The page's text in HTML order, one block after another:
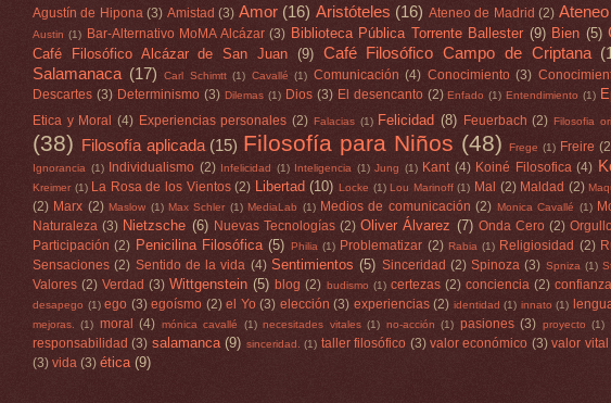
Agustín de Hipona (3) Amistad (3) Amor (16) Aristóteles (16) Ateneo de Madrid (2)
Austin (1) Bar-Alternativo MoMA Alcázar (3) Biblioteca Pública Torrente Ballester (9) Bien (5)
Café Filosófico Alcázar de San Juan (9) Café Filosófico Campo de Criptana
Salamanaca (17) Carl Schimtt (1) Cavallé (1) Comunicación (4) Conocimiento (3)
Descartes (3) Determinismo (3) Dilemas (1) Dios (3) El desencanto (2) Enfado (1) Entendimiento (1)
Etica y Moral (4) Experiencias personales (2) Falacias (1) Felicidad (8) Feuerbach (2) Filosofia
(38) Filosofía aplicada (15) Filosofía para Niños (48) Frege (1) Freire
Ignorancia (1) Individualismo (2) Infelicidad (1) Inteligencia (1) Jung (1) Kant (4) Koiné Filosofica (4)
Kreimer (1) La Rosa de los Vientos (2) Libertad (10) Locke (1) Lou Marinoff (1) Mal (2) Maldad (2)
(2) Marx (2) Maslow (1) Max Schler (1) MediaLab (1) Medios de comunicación (2) Monica Cavallé (1)
Naturaleza (3) Nietzsche (6) Nuevas Tecnologías (2) Oliver Álvarez (7) Onda Cero (2) Orgullo
Participación (2) Penicilina Filosófica (5) Philia (1) Problematizar (2) Rabia (1) Religiosidad (2)
Sensaciones (2) Sentido de la vida (4) Sentimientos (5) Sinceridad (2) Spinoza (3) Spniza (1)
Valores (2) Verdad (3) Wittgenstein (5) blog (2) budismo (1) certezas (2) conciencia (2) confianza
desapego (1) ego (3) egoísmo (2) el Yo (3) elección (3) experiencias (2) identidad (1) innato (1)
mejoras. (1) moral (4) mónica cavallé (1) necesitades vitales (1) no-acción (1) pasiones (3) proyecto (1)
responsabilidad (3) salamanca (9) sinceridad. (1) taller filosófico (3) valor económico (3) valor vital
(3) vida (3) ética (9)